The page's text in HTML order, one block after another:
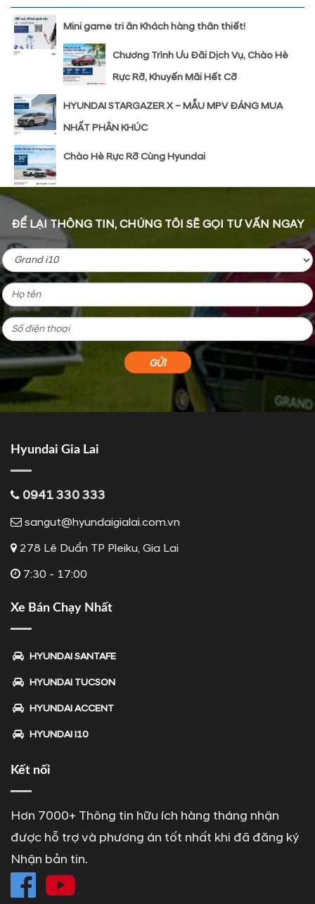
Mini game tri ân Khách hàng thân thiết!
Chương Trình Ưu Đãi Dịch Vụ, Chào Hè
Rực Rỡ, Khuyến Mãi Hết Cỡ
HYUNDAI STARGAZER X – MẪU MPV ĐÁNG MUA
NHẤT PHÂN KHÚC
Chào Hè Rực Rỡ Cùng Hyundai
ĐỂ LẠI THÔNG TIN, CHÚNG TÔI SẼ GỌI TƯ VẤN NGAY
Hyundai Gia Lai
0941 330 333
sangut@hyundaigialai.com.vn
278 Lê Duẩn TP Pleiku, Gia Lai
7:30 - 17:00
Xe Bán Chạy Nhất
HYUNDAI SANTAFE
HYUNDAI TUCSON
HYUNDAI ACCENT
HYUNDAI I10
Kết nối
Hơn 7000+ Thông tin hữu ích hàng tháng nhận
được hỗ trợ và phương án tốt nhất khi đã đăng ký
Nhận bản tin.